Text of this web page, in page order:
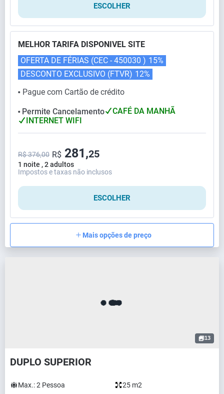
ESCOLHER
MELHOR TARIFA DISPONIVEL SITE
⬤ Pague com Cartão de crédito
OFERTA DE FÉRIAS (CEC - 450030 ) 15%
DESCONTO EXCLUSIVO (FTVR) 12%
⬤ Permite Cancelamento
CAFÉ DA MANHÃ
INTERNET WIFI
1 noite , 2 adultos
R$ 376,00 R$ 281,25
Impostos e taxas não inclusos
ESCOLHER
Mais opções de preço
13
DUPLO SUPERIOR
Max.:2 Pessoa
25 m2